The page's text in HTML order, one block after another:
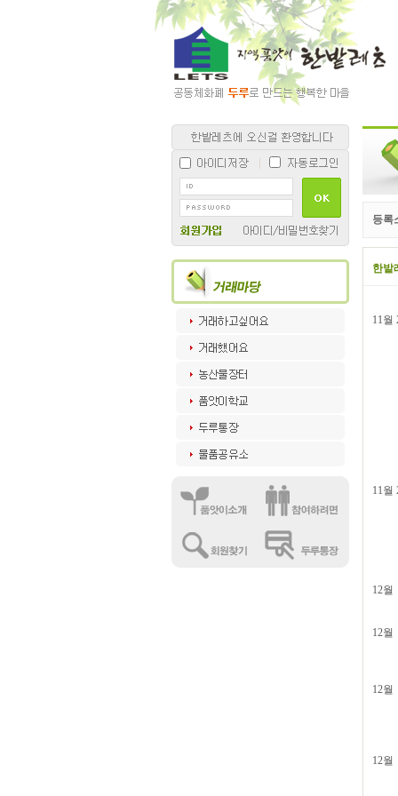
등록
한밭
11월
쥬
티
티
티
나
쥬
모
티
도
도
11월
도
아
도
햇
도
12월
도
12월
진
모
12월
도
도
도
12월
티
티